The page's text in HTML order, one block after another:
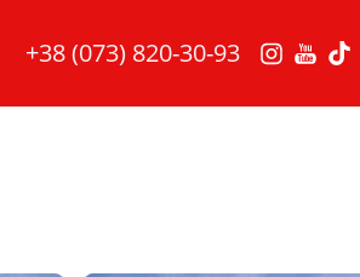
+38 (073) 820-30-93